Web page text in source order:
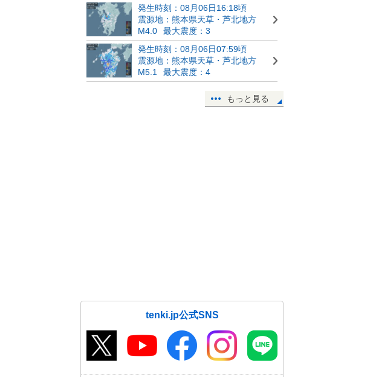
発生時刻：08月06日16:18頃
震源地：熊本県天草・芦北地方
M4.0
最大震度：3
発生時刻：08月06日07:59頃
震源地：熊本県天草・芦北地方
M5.1
最大震度：4
もっと見る
tenki.jp公式SNS